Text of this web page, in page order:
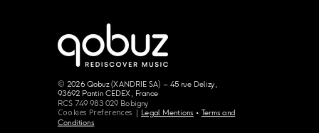
© 2026 Qobuz (XANDRIE SA) – 45 rue Delizy,
93692 Pantin CEDEX, France
RCS 749 983 029 Bobigny
Cookies Preferences | Legal Mentions •
Terms and
Conditions